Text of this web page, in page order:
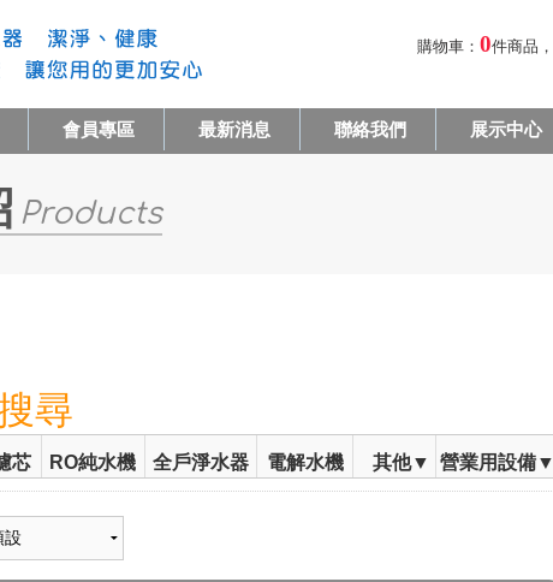
購物車： 0件商品，
會員專區 最新消息 聯絡我們 展示中心
Products
尋
芯 RO純水機 全戶淨水器 電解水機 其他▼ 營業用設備▼